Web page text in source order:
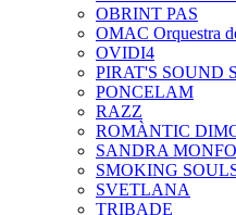
OBRINT PAS
OMAC Orquestra
OVIDI4
PIRAT'S SOUND
PONCELAM
RAZZ
ROMÀNTIC
SANDRA
SMOKING
SVETLANA
TRIBADE